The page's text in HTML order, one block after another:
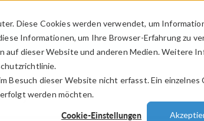
Diese Cookies werden verwendet, um
Informationen, um Ihre Browser-Erfahrung zu
auf dieser Website und anderen Medien. Weitere
Besuch dieser Website nicht erfasst. Ein einzelnes
werden möchten.
Cookie-Einstellungen
PRODUKTE